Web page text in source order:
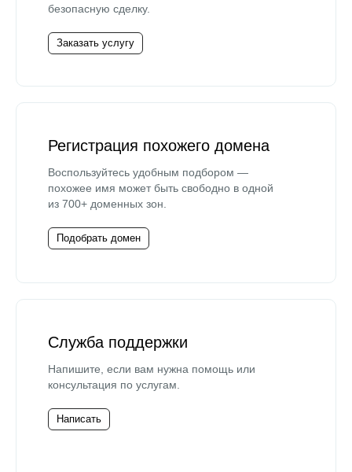
безопасную сделку.
Заказать услугу
Регистрация похожего домена
Воспользуйтесь удобным подбором —
похожее имя может быть свободно в одной
из 700+ доменных зон.
Подобрать домен
Служба поддержки
Напишите, если вам нужна помощь или
консультация по услугам.
Написать